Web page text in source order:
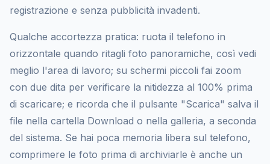
registrazione e senza pubblicità invadenti.
Qualche accortezza pratica: ruota il telefono in
orizzontale quando ritagli foto panoramiche, così vedi
meglio l'area di lavoro; su schermi piccoli fai zoom
con due dita per verificare la nitidezza al 100% prima
di scaricare; e ricorda che il pulsante "Scarica" salva il
file nella cartella Download o nella galleria, a seconda
del sistema. Se hai poca memoria libera sul telefono,
comprimere le foto prima di archiviarle è anche un